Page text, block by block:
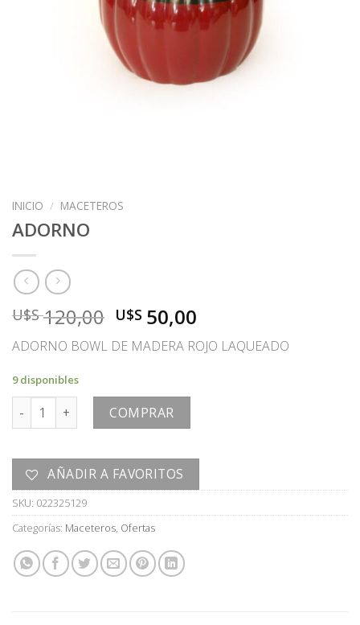
INICIO / MACETEROS
ADORNO
U$S120,00 El
precio
original
U$S
120,00.
U$S 50,00
precio
actual
ADORNO BOWL DE MADERA ROJO LAQUEADO
9 disponibles
ADORNO cantidadCOMPRAR
AÑADIR A FAVORITOS
SKU: 022325129
Categorías: Maceteros, Ofertas